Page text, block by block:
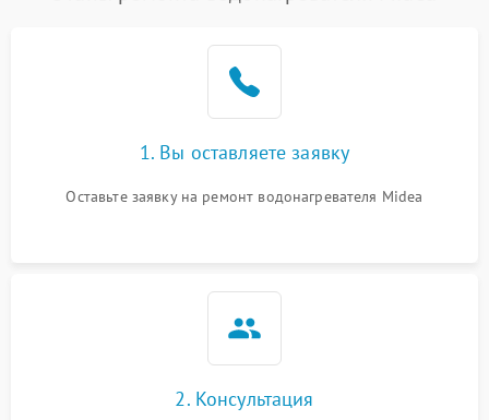
1. Вы оставляете заявку
Оставьте заявку на ремонт водонагревателя Midea
2. Консультация